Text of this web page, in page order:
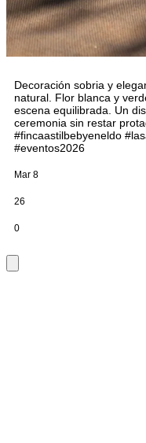
Decoración sobria y
natural. Flor blanca y
escena equilibrada. Un
ceremonia sin restar
#fincaastilbebyeneldo
#eventos2026
Mar 8
26
0